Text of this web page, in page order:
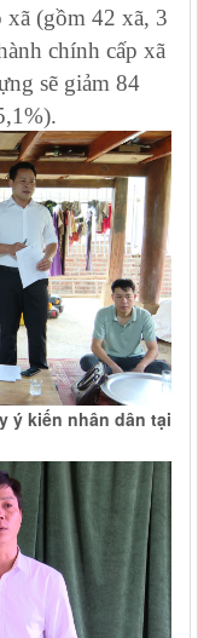
xã (gồm 42 xã, 3
chính cấp xã
sẽ giảm 84
ý kiến nhân dân tại